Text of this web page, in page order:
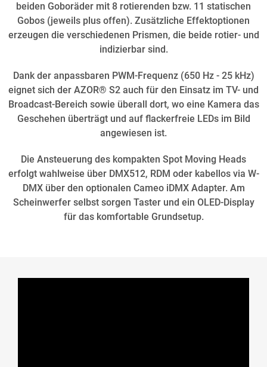
beiden Goboräder mit 8 rotierenden bzw. 11 statischen
Gobos (jeweils plus offen). Zusätzliche Effektoptionen
erzeugen die verschiedenen Prismen, die beide rotier- und
indizierbar sind.
Dank der anpassbaren PWM-Frequenz (650 Hz - 25 kHz)
eignet sich der AZOR® S2 auch für den Einsatz im TV- und
Broadcast-Bereich sowie überall dort, wo eine Kamera das
Geschehen überträgt und auf flackerfreie LEDs im Bild
angewiesen ist.
Die Ansteuerung des kompakten Spot Moving Heads
erfolgt wahlweise über DMX512, RDM oder kabellos via W-
DMX über den optionalen Cameo iDMX Adapter. Am
Scheinwerfer selbst sorgen Taster und ein OLED-Display
für das komfortable Grundsetup.